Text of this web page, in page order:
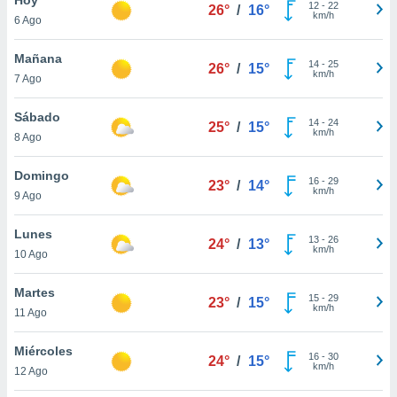
y
en
más
de
6 Ago
26° / 16° 12- 22
km/h
Mañana
7 Ago
26° / 15° 14- 25
km/h
Sábado
8 Ago
25° / 15° 14- 24
km/h
Domingo
9 Ago
23° / 14° 16- 29
km/h
Lunes
10 Ago
24° / 13° 13- 26
km/h
Martes
11 Ago
23° / 15° 15- 29
km/h
Miércoles
12 Ago
24° / 15° 16- 30
km/h